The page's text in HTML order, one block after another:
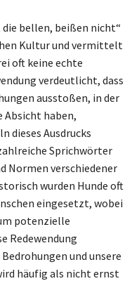
bellen, beißen nicht“
Kultur und vermittelt
oft keine echte
verdeutlicht, dass
ausstoßen, in der
Absicht haben,
dieses Ausdrucks
Sprichwörter
Normen verschiedener
wurden Hunde oft
eingesetzt, wobei
potenzielle
Redewendung
und unsere
häufig als nicht ernst